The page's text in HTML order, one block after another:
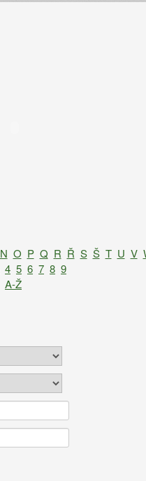
N O P Q R Ř S Š T U V
4 5 6 7 8 9
A-Ž